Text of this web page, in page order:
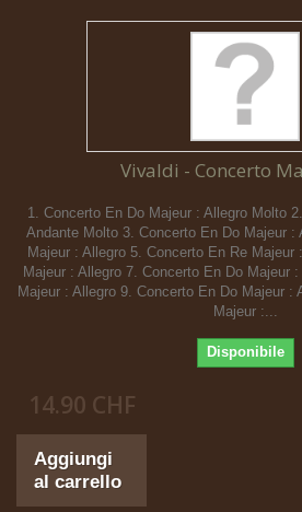
Vivaldi - Concerto
1. Concerto En Do Majeur : Allegro Molto
Andante Molto 3. Concerto En Do Majeur :
Majeur : Allegro 5. Concerto En Re Majeur
Majeur : Allegro 7. Concerto En Do Majeur
Majeur : Allegro 9. Concerto En Do Majeur :
Majeur :...
Disponibile
14.90 CHF
Aggiungi
al carrello